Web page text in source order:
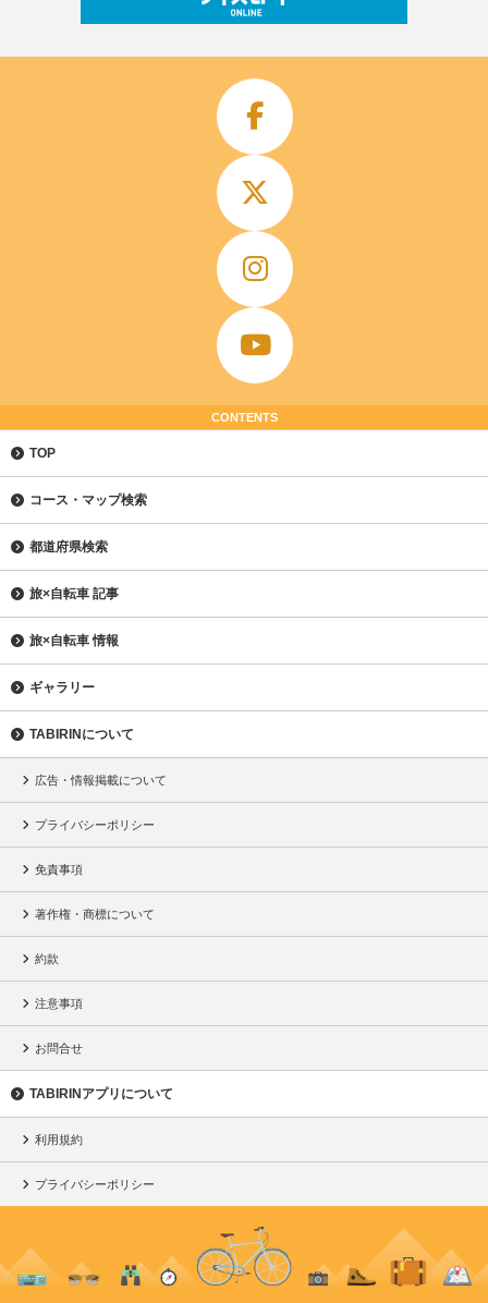
CONTENTS
TOP
コース・マップ検索
都道府県検索
旅×自転車 記事
旅×自転車 情報
ギャラリー
TABIRINについて
広告・情報掲載について
プライバシーポリシー
免責事項
著作権・商標について
約款
注意事項
お問合せ
TABIRINアプリについて
利用規約
プライバシーポリシー